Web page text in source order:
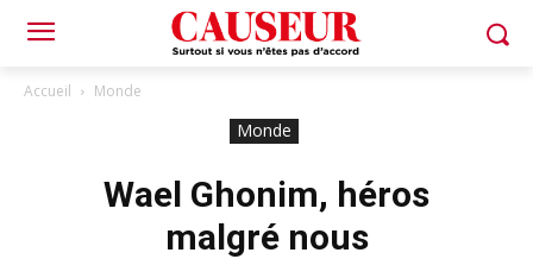
Accueil Monde
Monde
Wael Ghonim, héros
malgré nous